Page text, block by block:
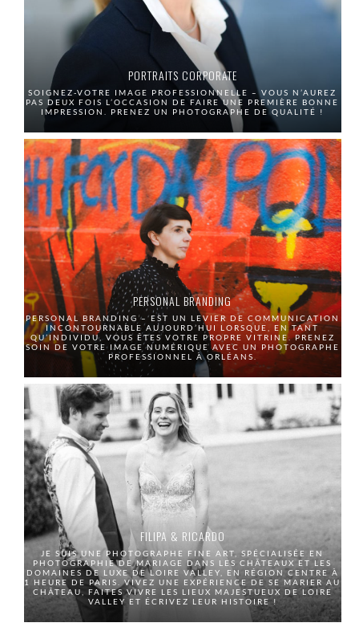
PORTRAITS CORPORATE
SOIGNEZ-VOTRE IMAGE PROFESSIONNELLE – VOUS N’AUREZ
PAS DEUX FOIS L’OCCASION DE FAIRE UNE PREMIÈRE BONNE
IMPRESSION. PRENEZ UN PHOTOGRAPHE DE QUALITÉ !
PERSONAL BRANDING
PERSONAL BRANDING – EST UN LEVIER DE COMMUNICATION
INCONTOURNABLE AUJOURD’HUI LORSQUE, EN TANT
QU’INDIVIDU, VOUS ÊTES VOTRE PROPRE VITRINE. PRENEZ
SOIN DE VOTRE IMAGE NUMÉRIQUE AVEC UN PHOTOGRAPHE
PROFESSIONNEL À ORLÉANS.
FILIPA & RICARDO
JE SUIS UNE PHOTOGRAPHE FINE ART, SPÉCIALISÉE EN
PHOTOGRAPHIE DE MARIAGE DANS LES CHÂTEAUX ET LES
DOMAINES DE LUXE DE LOIRE VALLEY, EN RÉGION CENTRE À
1 HEURE DE PARIS. VIVEZ UNE EXPÉRIENCE DE SE MARIER AU
CHÂTEAU, FAITES VIVRE LES LIEUX MAJESTUEUX DE LOIRE
VALLEY ET ÉCRIVEZ LEUR HISTOIRE !